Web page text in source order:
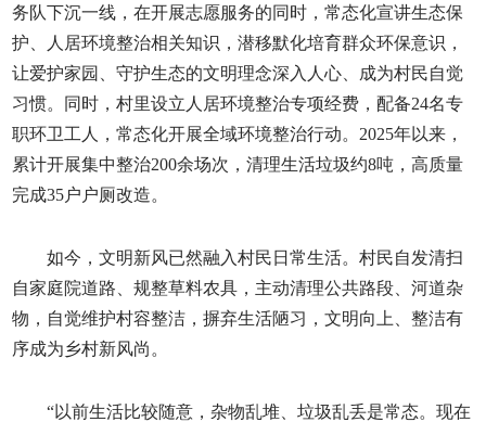
务队下沉一线，在开展志愿服务的同时，常态化宣讲生态保
护、人居环境整治相关知识，潜移默化培育群众环保意识，
让爱护家园、守护生态的文明理念深入人心、成为村民自觉
习惯。同时，村里设立人居环境整治专项经费，配备24名专
职环卫工人，常态化开展全域环境整治行动。2025年以来，
累计开展集中整治200余场次，清理生活垃圾约8吨，高质量
完成35户户厕改造。
如今，文明新风已然融入村民日常生活。村民自发清扫
自家庭院道路、规整草料农具，主动清理公共路段、河道杂
物，自觉维护村容整洁，摒弃生活陋习，文明向上、整洁有
序成为乡村新风尚。
“以前生活比较随意，杂物乱堆、垃圾乱丢是常态。现在